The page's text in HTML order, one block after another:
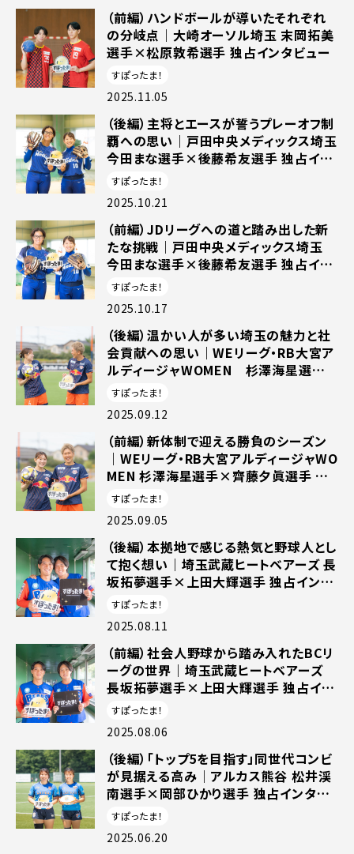
（前編）ハンドボールが導いたそれぞれ
の分岐点｜大崎オーソル埼玉 末岡拓美
選手×松原敦希選手 独占インタビュー
すぽったま！
2025.11.05
（後編）主将とエースが誓うプレーオフ制
覇への思い｜戸田中央メディックス埼玉
今田まな選手×後藤希友選手 独占イン
タビュー
すぽったま！
2025.10.21
（前編）JDリーグへの道と踏み出した新
たな挑戦｜戸田中央メディックス埼玉
今田まな選手×後藤希友選手 独占イン
タビュー
すぽったま！
2025.10.17
（後編）温かい人が多い埼玉の魅力と社
会貢献ヘの思い｜WEリーグ・RB大宮ア
ルディージャWOMEN 杉澤海星選手
×齊藤夕眞選手 独占インタビュー
すぽったま！
2025.09.12
（前編）新体制で迎える勝負のシーズン
｜WEリーグ・RB大宮アルディージャWO
MEN 杉澤海星選手×齊藤夕眞選手 独
占インタビュー
すぽったま！
2025.09.05
（後編）本拠地で感じる熱気と野球人とし
て抱く想い｜埼玉武蔵ヒートベアーズ 長
坂拓夢選手×上田大輝選手 独占インタ
ビュー
すぽったま！
2025.08.11
（前編）社会人野球から踏み入れたBCリ
ーグの世界｜埼玉武蔵ヒートベアーズ
長坂拓夢選手×上田大輝選手 独占イン
タビュー
すぽったま！
2025.08.06
（後編）「トップ5を目指す」同世代コンビ
が見据える高み｜アルカス熊谷 松井渓
南選手×岡部ひかり選手 独占インタビ
ュー
すぽったま！
2025.06.20